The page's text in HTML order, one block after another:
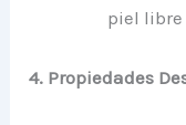
piel libre
4. Propiedades